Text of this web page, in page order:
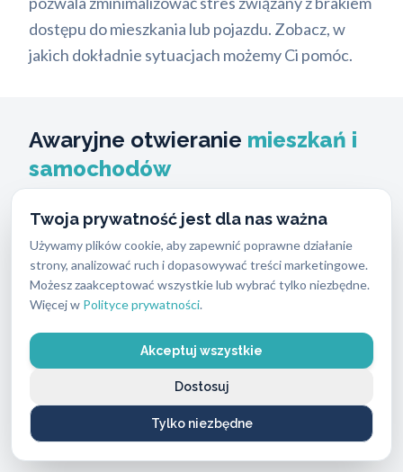
Twoja prywatność jest dla nas ważna
Używamy plików cookie, aby zapewnić poprawne działanie
strony, analizować ruch i dopasowywać treści marketingowe.
Możesz zaakceptować wszystkie lub wybrać tylko niezbędne.
Więcej w Polityce prywatności.
Akceptuj wszystkie
Tylko niezbędne
Dostosuj
dostępu do mieszkania lub pojazdu. Zobacz, w
jakich dokładnie sytuacjach możemy Ci pomóc.
Awaryjne otwieranie mieszkań i
samochodów
Zgubienie kluczy do domu to najczęstszy powód
wezwań. Wykonujemy usługi awaryjnego
otwierania drzwi do mieszkań bez niszczenia
wkładki, jeśli mechanizm na to pozwala. Używamy
skrzydło drzwiowe przed zarysowaniami.
Zatrzaśnięcie drzwi z kluczem wewnątrz zamka to
kolejna częsta sytuacja. W takich przypadkach
nasz ślusarz potrafi otworzyć zamek w kilka